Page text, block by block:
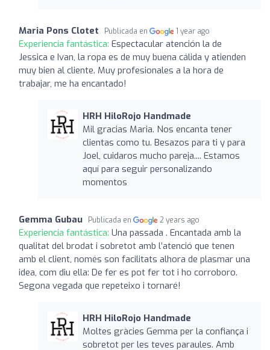
Maria Pons Clotet Publicada en 1 year ago
Experiencia fantástica: Espectacular atención la de
Jessica e Ivan, la ropa es de muy buena cálida y atienden
muy bien al cliente. Muy profesionales a la hora de
trabajar, me ha encantado!
HRH HiloRojo Handmade
Mil gracias Maria. Nos encanta tener
clientas como tu. Besazos para ti y para
Joel, cuidaros mucho pareja.... Estamos
aquí para seguir personalizando
momentos
Gemma Gubau Publicada en 2 years ago
Experiencia fantástica: Una passada . Encantada amb la
qualitat del brodat i sobretot amb l’atenció que tenen
amb el client, només son facilitats alhora de plasmar una
idea, com diu ella: De fer es pot fer tot i ho corroboro.
Segona vegada que repeteixo i tornaré!
HRH HiloRojo Handmade
Moltes gràcies Gemma per la confiança i
sobretot per les teves paraules. Amb